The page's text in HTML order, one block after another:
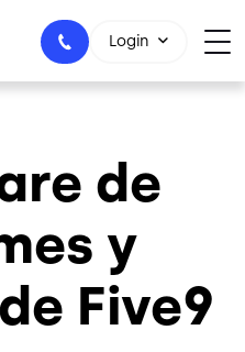
1-800-553-8159
Login
de
y
Five9